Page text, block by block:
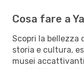
Cosa fare a
Scopri la bellezza
storia e cultura,
musei